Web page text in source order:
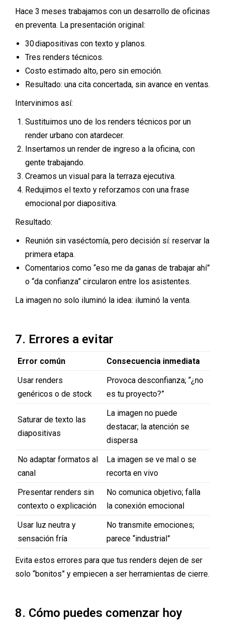
Hace 3 meses trabajamos con un desarrollo de oficinas
en preventa. La presentación original:
30 diapositivas con texto y planos.
Tres renders técnicos.
Costo estimado alto, pero sin emoción.
Resultado: una cita concertada, sin avance en ventas.
Intervinimos así:
Sustituimos uno de los renders técnicos por un
render urbano con atardecer.
Insertamos un render de ingreso a la oficina, con
gente trabajando.
Creamos un visual para la terraza ejecutiva.
Redujimos el texto y reforzamos con una frase
emocional por diapositiva.
Resultado:
Reunión sin vaséctomía, pero decisión sí: reservar la
primera etapa.
Comentarios como “eso me da ganas de trabajar ahí”
o “da confianza” circularon entre los asistentes.
La imagen no solo iluminó la idea: iluminó la venta.
7. Errores a evitar
Error común
Consecuencia inmediata
Usar renders
genéricos o de stock
Provoca desconfianza; “¿no
es tu proyecto?”
Saturar de texto las
diapositivas
La imagen no puede
destacar; la atención se
dispersa
No adaptar formatos al
canal
La imagen se ve mal o se
recorta en vivo
Presentar renders sin
contexto o explicación
No comunica objetivo; falla
la conexión emocional
Usar luz neutra y
sensación fría
No transmite emociones;
parece “industrial”
Evita estos errores para que tus renders dejen de ser
solo “bonitos” y empiecen a ser herramientas de cierre.
8. Cómo puedes comenzar hoy